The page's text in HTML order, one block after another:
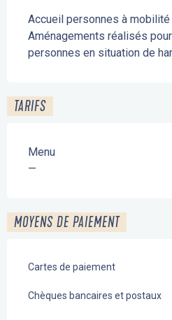
Accueil personnes à
Aménagements réalisés
personnes en situation de
TARIFS
Menu
—
MOYENS DE PAIEMENT
Cartes de paiement
Chèques bancaires et postaux